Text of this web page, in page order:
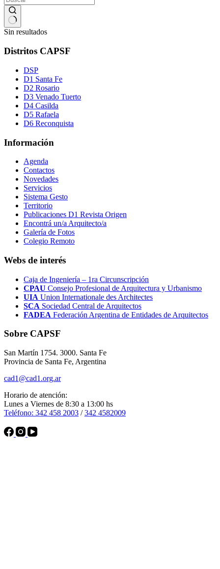
Sin resultados
Distritos CAPSF
DSP
D1 Santa Fe
D2 Rosario
D3 Venado Tuerto
D4 Casilda
D5 Rafaela
D6 Reconquista
Información
Agenda
Contactos
Novedades
Servicios
Sistema Gesto
Territorio
Publicaciones D1 Revista Origen
Encontrá un/a Arquitecto/a
Galería de Fotos
Colegio Remoto
Webs de interés
Caja de Ingeniería – 1ra Circunscripción
CPAU Consejo Profesional de Arquitectura y Urbanismo
UIA Union Internationale des Architectes
SCA Sociedad Central de Arquitectos
FADEA Federación Argentina de Entidades de Arquitectos
Sobre CAPSF
San Martín 1754. 3000. Santa Fe
Provincia de Santa Fe, Argentina
cad1@cad1.org.ar
Horario de atención:
Lunes a Viernes de 8:30 a 13:00 hs
Teléfono: 342 458 2003 /342 4582009